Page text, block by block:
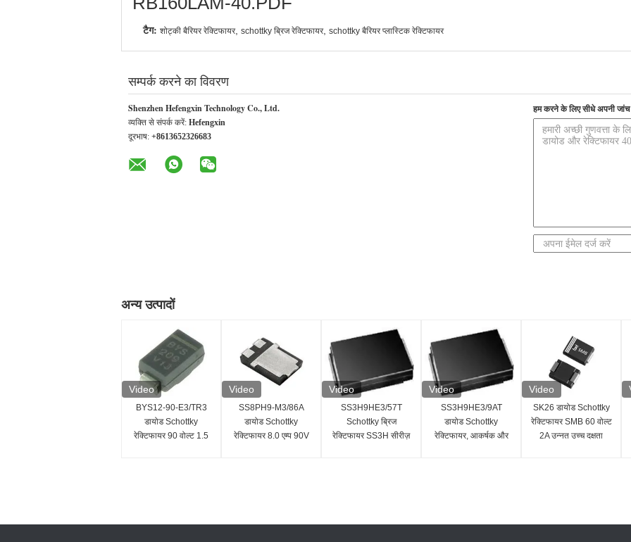
टैग: शोट्की बैरियर रेक्टिफायर, schottky ब्रिज रेक्टिफायर, schottky बैरियर प्लास्टिक रेक्टिफायर
सम्पर्क करने का विवरण
Shenzhen Hefengxin Technology Co., Ltd.
व्यक्ति से संपर्क करें: Hefengxin
दूरभाष: +8613652326683
हम करने के लिए सीधे अपनी
अन्य उत्पादों
Video
BYS12-90-E3/TR3
डायोड Schottky
रेक्टिफायर 90 वोल्ट 1.5
Video
SS8PH9-M3/86A
डायोड Schottky
रेक्टिफायर 8.0 एम्प 90V
Video
SS3H9HE3/57T
Schottky ब्रिज
रेक्टिफायर SS3H सीरीज़
Video
SS3H9HE3/9AT
डायोड Schottky
रेक्टिफायर, आकर्षक और
Video
SK26 डायोड Schottky
रेक्टिफायर SMB 60 वोल्ट
2A उन्नत उच्च दक्षता